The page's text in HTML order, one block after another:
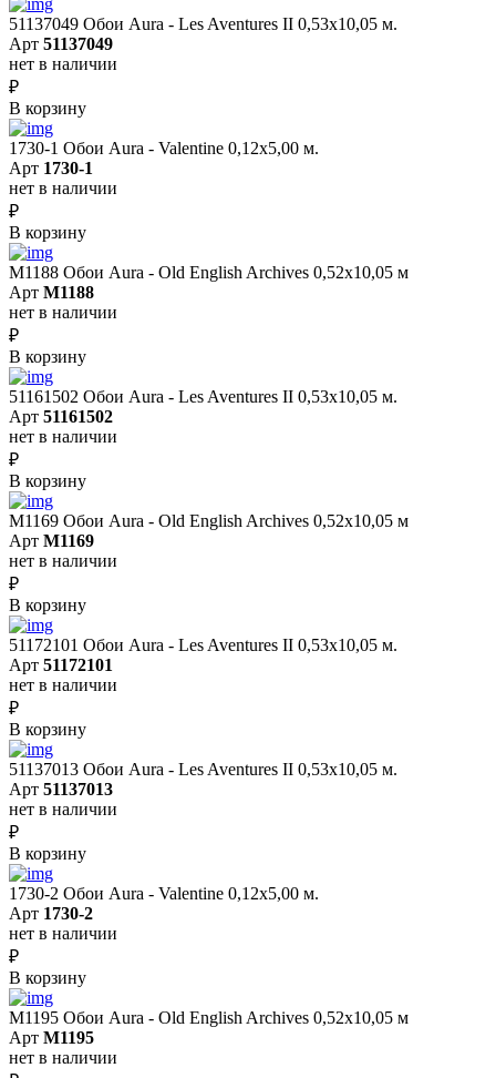
51137049 Обои Aura - Les Aventures II 0,53х10,05 м.
Арт 51137049
нет в наличии
₽
В корзину
1730-1 Обои Aura - Valentine 0,12х5,00 м.
Арт 1730-1
нет в наличии
₽
В корзину
M1188 Обои Aura - Old English Archives 0,52x10,05 м
Арт M1188
нет в наличии
₽
В корзину
51161502 Обои Aura - Les Aventures II 0,53х10,05 м.
Арт 51161502
нет в наличии
₽
В корзину
M1169 Обои Aura - Old English Archives 0,52x10,05 м
Арт M1169
нет в наличии
₽
В корзину
51172101 Обои Aura - Les Aventures II 0,53х10,05 м.
Арт 51172101
нет в наличии
₽
В корзину
51137013 Обои Aura - Les Aventures II 0,53х10,05 м.
Арт 51137013
нет в наличии
₽
В корзину
1730-2 Обои Aura - Valentine 0,12х5,00 м.
Арт 1730-2
нет в наличии
₽
В корзину
M1195 Обои Aura - Old English Archives 0,52x10,05 м
Арт M1195
нет в наличии